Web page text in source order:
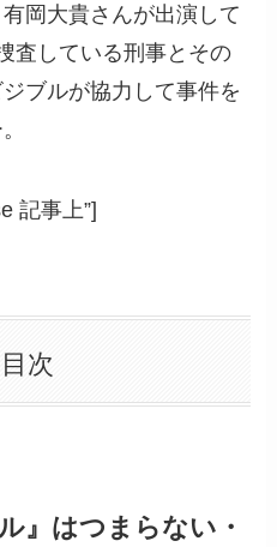
岡大貴さんが出演して
査している刑事とその
ブルが協力して事件を
記事上”]
目次
』はつまらない・